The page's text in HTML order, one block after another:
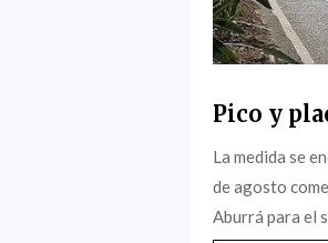
Pico y
La medida se
de agosto
Aburrá para el